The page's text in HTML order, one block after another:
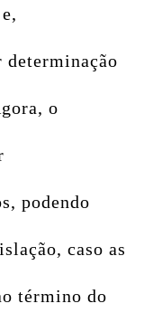
determinação
o
podendo
caso as
término do